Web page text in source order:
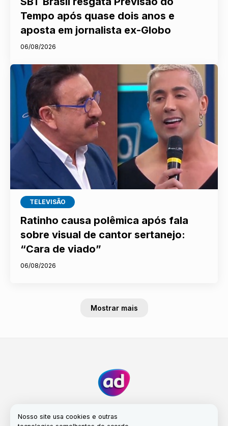
Nosso site usa cookies e outras
Tempo após quase dois anos e
aposta em jornalista ex-Globo
06/08/2026
TELEVISÃO
Ratinho causa polêmica após fala
sobre visual de cantor sertanejo:
“Cara de viado”
06/08/2026
Mostrar mais